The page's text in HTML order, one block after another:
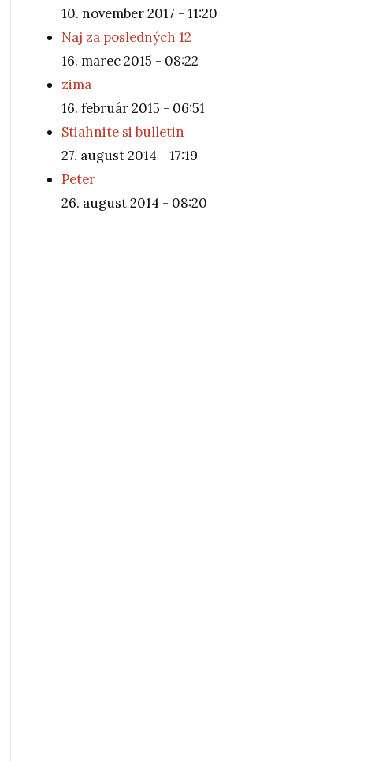
10. november 2017 - 11:20
Naj za posledných 12
16. marec 2015 - 08:22
zima
16. február 2015 - 06:51
Stiahnite si bulletin
27. august 2014 - 17:19
Peter
26. august 2014 - 08:20